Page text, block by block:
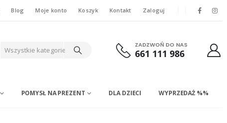
Blog Moje konto Koszyk Kontakt Zaloguj
Wszystkie kategorie
ZADZWOŃ DO NAS
661 111 986
POMYSŁ NA PREZENT DLA DZIECI WYPRZEDAŻ %%